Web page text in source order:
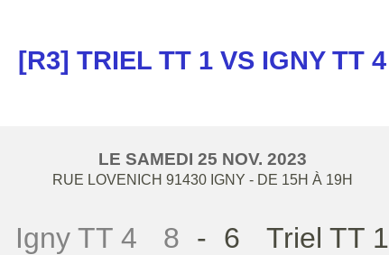
[R3] TRIEL TT 1 VS IGNY TT 4
LE SAMEDI 25 NOV. 2023
RUE LOVENICH 91430 IGNY - DE 15H À 19H
Igny TT 4 8 - 6 Triel TT 1